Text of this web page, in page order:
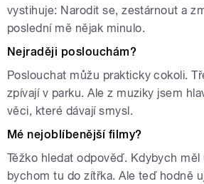
vystihuje: Narodit se, zestárnout a
poslední mě nějak minulo.
Nejraději poslouchám?
Poslouchat můžu prakticky cokoli.
zpívají v parku. Ale z muziky jsem
věci, které dávají smysl.
Mé nejoblíbenější filmy?
Těžko hledat odpověď. Kdybych
bychom tu do zítřka. Ale teď hodně